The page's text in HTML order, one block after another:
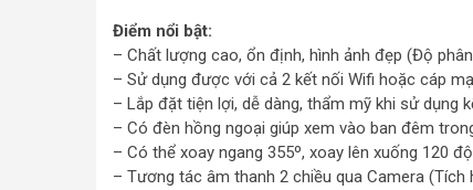
Điểm nổi bật:
– Chất lượng cao, ổn định, hình ảnh đẹp (Độ
– Sử dụng được với cả 2 kết nối Wifi hoặc cáp
– Lắp đặt tiện lợi, dễ dàng, thẩm mỹ khi sử dụng
– Có đèn hồng ngoại giúp xem vào ban đêm
– Có thể xoay ngang 355º, xoay lên xuống 120
– Tương tác âm thanh 2 chiều qua Camera